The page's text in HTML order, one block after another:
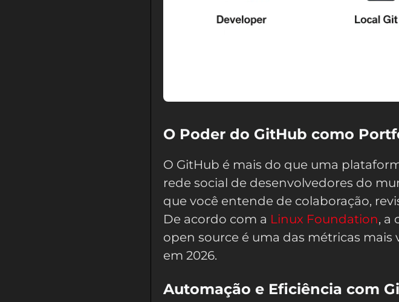
O Poder do GitHub como
O GitHub é mais do que uma
rede social de desenvolvedores do
que você entende de colaboração,
De acordo com a Linux Foundation, a
open source é uma das métricas
em 2026.
Automação e Eficiência com